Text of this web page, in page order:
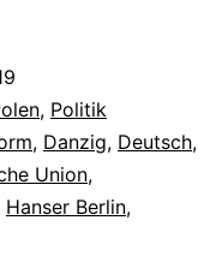
, Politik
, Danzig, Deutsch,
Union,
Hanser Berlin,